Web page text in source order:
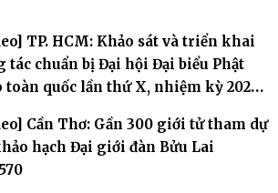
TP. HCM: Khảo sát và triển khai
tác chuẩn bị Đại hội Đại biểu Phật
toàn quốc lần thứ X, nhiệm kỳ 2026-
Cần Thơ: Gần 300 giới tử tham dự
hạch Đại giới đàn Bửu Lai